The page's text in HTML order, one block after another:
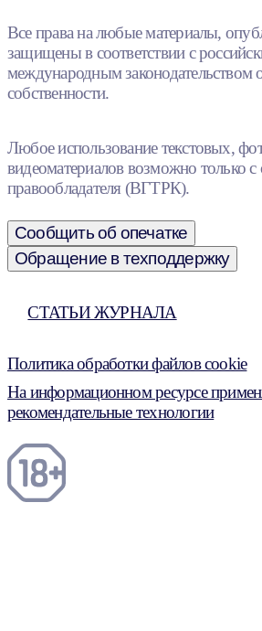
Все права на любые материалы,
защищены в соответствии с
международным законодательством
собственности.
Любое использование текстовых,
видеоматериалов возможно только с
правообладателя (ВГТРК).
Сообщить об опечатке
Обращение в техподдержку
СТАТЬИ ЖУРНАЛА
Политика обработки файлов cookie
На информационном ресурсе
рекомендательные технологии